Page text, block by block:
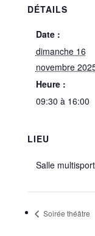
DÉTAILS
Date :
dimanche 16
novembre
Heure :
09:30 à 16:00
LIEU
Salle
Soirée théâtre